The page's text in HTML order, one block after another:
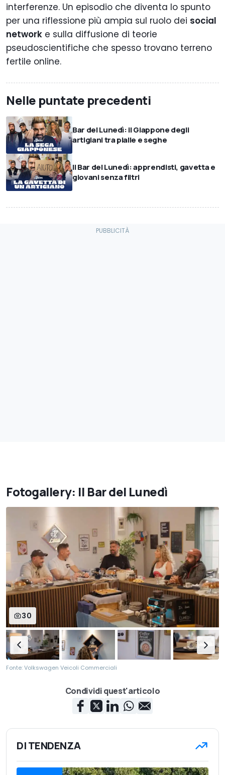
interferenze. Un episodio che diventa lo spunto
per una riflessione più ampia sul ruolo dei social
network e sulla diffusione di teorie
pseudoscientifiche che spesso trovano terreno
fertile online.
Nelle puntate precedenti
Bar del Lunedì: il Giappone degli
artigiani tra pialle e seghe
Il Bar del Lunedì: apprendisti, gavetta e
giovani senza filtri
Fotogallery: Il Bar del Lunedì
30
Fonte: Volkswagen Veicoli Commerciali
Condividi quest'articolo
DI TENDENZA